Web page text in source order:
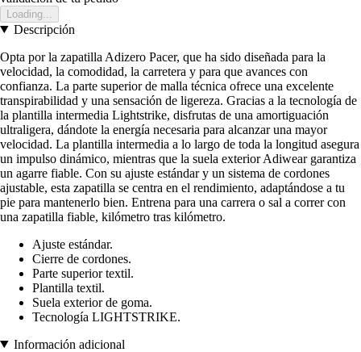
Loading...
Descripción
Opta por la zapatilla Adizero Pacer, que ha sido diseñada para la
velocidad, la comodidad, la carretera y para que avances con
confianza. La parte superior de malla técnica ofrece una excelente
transpirabilidad y una sensación de ligereza. Gracias a la tecnología de
la plantilla intermedia Lightstrike, disfrutas de una amortiguación
ultraligera, dándote la energía necesaria para alcanzar una mayor
velocidad. La plantilla intermedia a lo largo de toda la longitud asegura
un impulso dinámico, mientras que la suela exterior Adiwear garantiza
un agarre fiable. Con su ajuste estándar y un sistema de cordones
ajustable, esta zapatilla se centra en el rendimiento, adaptándose a tu
pie para mantenerlo bien. Entrena para una carrera o sal a correr con
una zapatilla fiable, kilómetro tras kilómetro.
Ajuste estándar.
Cierre de cordones.
Parte superior textil.
Plantilla textil.
Suela exterior de goma.
Tecnología LIGHTSTRIKE.
Información adicional